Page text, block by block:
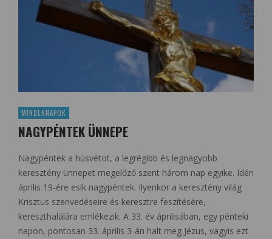
MINDENNAPOK
NAGYPÉNTEK ÜNNEPE
Nagypéntek a húsvétot, a legrégibb és legnagyobb
keresztény ünnepet megelőző szent három nap egyike. Idén
április 19-ére esik nagypéntek. Ilyenkor a keresztény világ
Krisztus szenvedéseire és keresztre feszítésére,
kereszthalálára emlékezik. A 33. év áprilisában, egy pénteki
napon, pontosan 33. április 3-án halt meg Jézus, vagyis ezt